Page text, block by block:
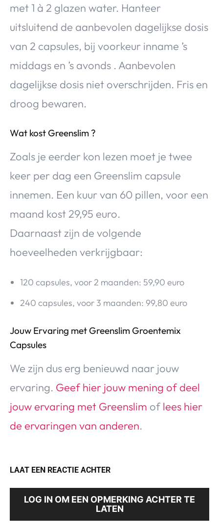
met 1 à 2 glazen water. Hanteer
uitsluitend de aanbevolen dagelijkse dosis
van 2 capsules, bij voorkeur inname ’s
middags en ’s avonds . Aanbevolen
dagelijkse dosis niet overschrijden. Fris en
droog bewaren.
Wat kost Greenslim ?
Zoals je eerder kon lezen moet je twee
keer per dag een Greenslim capsule
innemen. Een kuur van 60 pillen, voor een
maand kost 29,95 euro.
Daarnaast zijn de volgende
hoeveelheden verkrijgbaar:
120 capsules, voor 2 maanden: 59,90 euro
240 capsules, voor 3 maanden: 99,80 euro
Jouw Ervaring met Greenslim Groentemix
Capsules
We zijn dus erg benieuwd naar jouw
ervaring. Geef hier jouw mening of deel
jouw ervaring met Greenslim of lees hier
de ervaringen van anderen.
LAAT EEN REACTIE ACHTER
LOG IN OM EEN OPMERKING ACHTER TE
LATEN